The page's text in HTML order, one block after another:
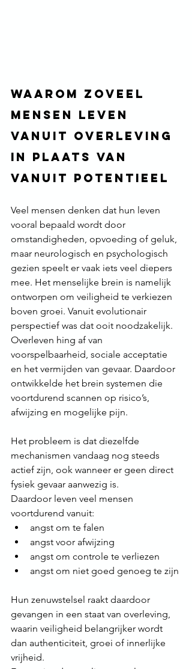
Waarom zoveel
mensen leven
vanuit overleving
in plaats van
vanuit potentieel
Veel mensen denken dat hun leven
vooral bepaald wordt door
omstandigheden, opvoeding of geluk,
maar neurologisch en psychologisch
gezien speelt er vaak iets veel diepers
mee. Het menselijke brein is namelijk
ontworpen om veiligheid te verkiezen
boven groei. Vanuit evolutionair
perspectief was dat ooit noodzakelijk.
Overleven hing af van
voorspelbaarheid, sociale acceptatie
en het vermijden van gevaar. Daardoor
ontwikkelde het brein systemen die
voortdurend scannen op risico’s,
afwijzing en mogelijke pijn.
Het probleem is dat diezelfde
mechanismen vandaag nog steeds
actief zijn, ook wanneer er geen direct
fysiek gevaar aanwezig is.
Daardoor leven veel mensen
voortdurend vanuit:
angst om te falen
angst voor afwijzing
angst om controle te verliezen
angst om niet goed genoeg te zijn
Hun zenuwstelsel raakt daardoor
gevangen in een staat van overleving,
waarin veiligheid belangrijker wordt
dan authenticiteit, groei of innerlijke
vrijheid.